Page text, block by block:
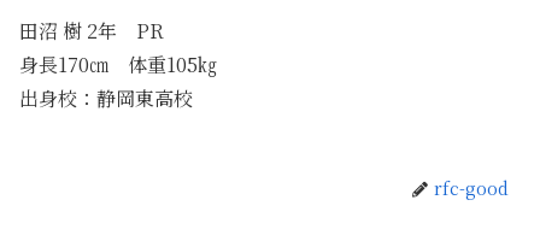
田沼 樹 2年 PR
身長170㎝ 体重105㎏
出身校：静岡東高校
rfc-good